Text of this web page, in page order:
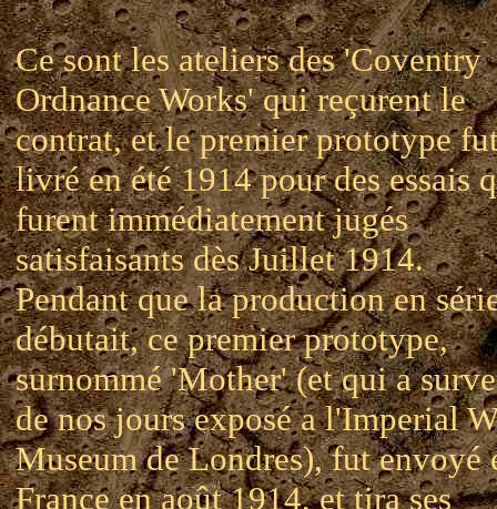
Ce sont les ateliers des 'Coventry
Ordnance Works' qui reçurent le
contrat, et le premier prototype
livré en été 1914 pour des essais
furent immédiatement jugés
satisfaisants dès Juillet 1914.
Pendant que la production en
débutait, ce premier prototype,
surnommé 'Mother' (et qui a
de nos jours exposé a l'Imperial
Museum de Londres), fut envoyé
France en août 1914, et tira ses